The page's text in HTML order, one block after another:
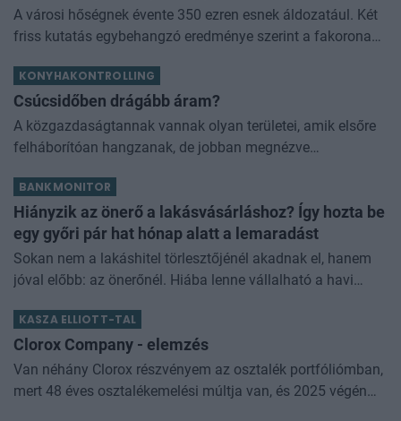
A városi hőségnek évente 350 ezren esnek áldozatául. Két
friss kutatás egybehangzó eredménye szerint a fakorona
KONYHAKONTROLLING
Csúcsidőben drágább áram?
A közgazdaságtannak vannak olyan területei, amik elsőre
felháborítóan hangzanak, de jobban megnézve
némi kellemetlenséggel is járnak. Az
BANKMONITOR
Hiányzik az önerő a lakásvásárláshoz? Így hozta be
egy győri pár hat hónap alatt a lemaradást
Sokan nem a lakáshitel törlesztőjénél akadnak el, hanem
jóval előbb: az önerőnél. Hiába lenne vállalható a havi
kell rakni. Z
KASZA ELLIOTT-TAL
Clorox Company - elemzés
Van néhány Clorox részvényem az osztalék portfóliómban,
mert 48 éves osztalékemelési múltja van, és 2025 végén